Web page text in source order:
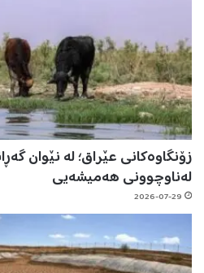
زۆنگاوەکانی عێراق؛ لە نێوان
لەناوچوونی هەمیشەیی
2026-07-29